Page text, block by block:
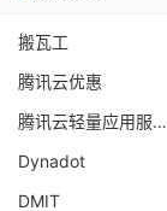
搬瓦工
腾讯云优惠
腾讯云轻量应用服务器
Dynadot
DMIT